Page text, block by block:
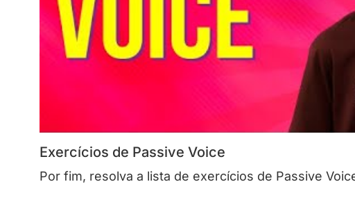
Exercícios de Passive Voice
Por fim, resolva a lista de exercícios de Passive